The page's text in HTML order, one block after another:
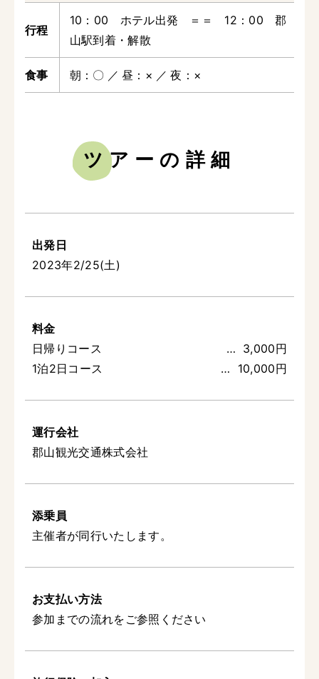
10：00 ホテル出発 ＝＝ 12：00 郡
山駅到着・解散
朝 〇 昼 × 夜 ×
ツアーの詳細
出発日
2023年2/25(土)
料金
日帰りコース
3,000円
1泊2日コース
10,000円
運行会社
郡山観光交通株式会社
添乗員
主催者が同行いたします。
お支払い方法
参加までの流れをご参照ください